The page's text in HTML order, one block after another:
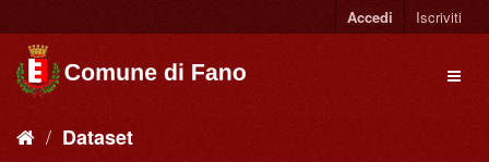
Accedi Iscriviti
Dataset